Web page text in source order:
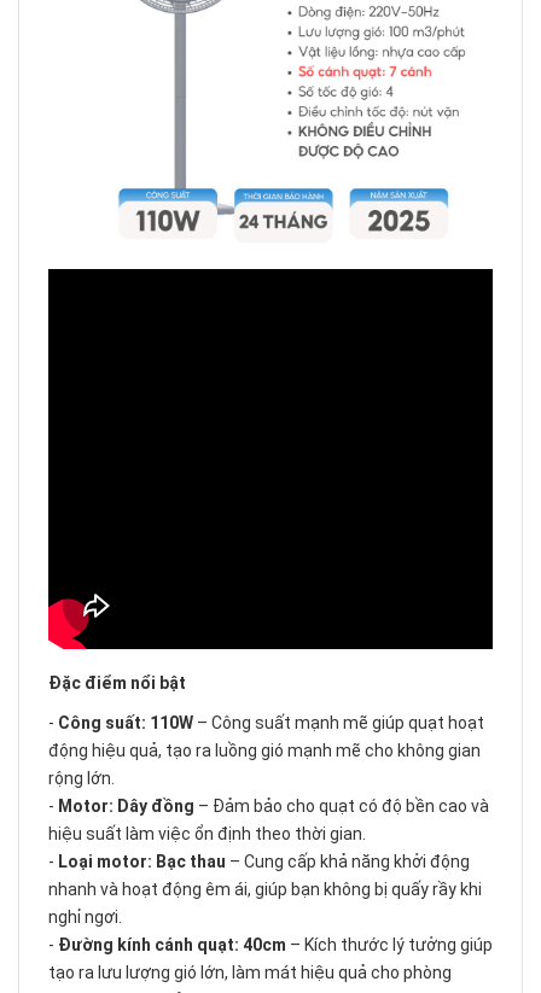
Đặc điểm nổi bật
- Công suất: 110W – Công suất mạnh mẽ giúp quạt hoạt
động hiệu quả, tạo ra luồng gió mạnh mẽ cho không gian
rộng lớn.
- Motor: Dây đồng – Đảm bảo cho quạt có độ bền cao và
hiệu suất làm việc ổn định theo thời gian.
- Loại motor: Bạc thau – Cung cấp khả năng khởi động
nhanh và hoạt động êm ái, giúp bạn không bị quấy rầy khi
nghỉ ngơi.
- Đường kính cánh quạt: 40cm – Kích thước lý tưởng giúp
tạo ra lưu lượng gió lớn, làm mát hiệu quả cho phòng